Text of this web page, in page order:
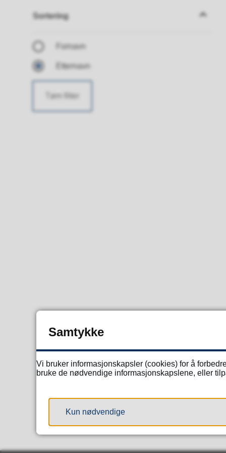
Sortering
Fornavn
Etternavn
Tøm filter
Samtykke
Vi bruker informasjonskapsler (cookies) for å
bruke de nødvendige informasjonskapslene, eller
Kun nødvendige